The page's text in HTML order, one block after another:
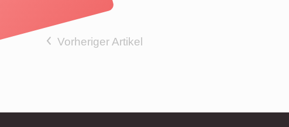
Vorheriger Artikel